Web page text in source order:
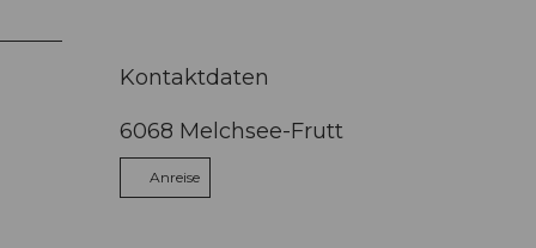
Kontaktdaten
6068 Melchsee-Frutt
Anreise